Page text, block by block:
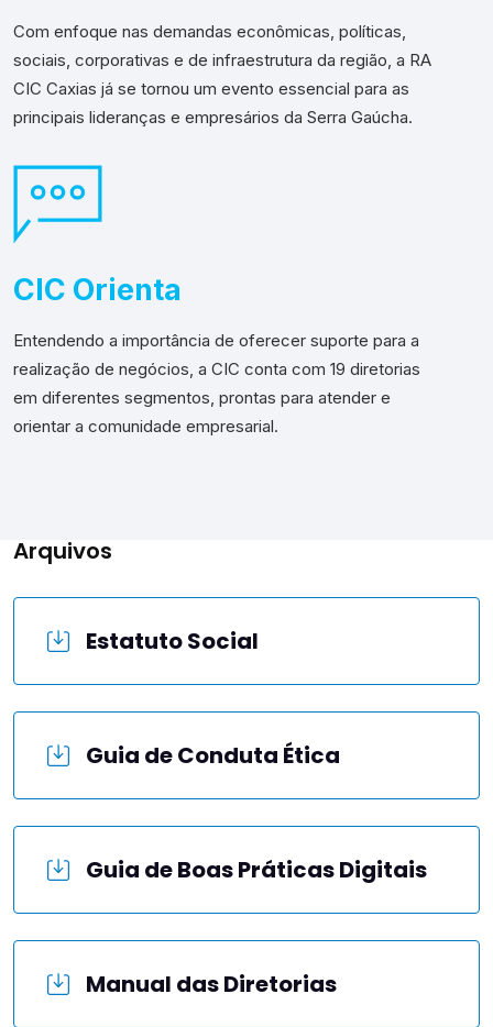
Com enfoque nas demandas econômicas, políticas,
sociais, corporativas e de infraestrutura da região, a RA
CIC Caxias já se tornou um evento essencial para as
principais lideranças e empresários da Serra Gaúcha.
CIC Orienta
Entendendo a importância de oferecer suporte para a
realização de negócios, a CIC conta com 19 diretorias
em diferentes segmentos, prontas para atender e
orientar a comunidade empresarial.
Arquivos
Estatuto Social
Guia de Conduta Ética
Guia de Boas Práticas Digitais
Manual das Diretorias